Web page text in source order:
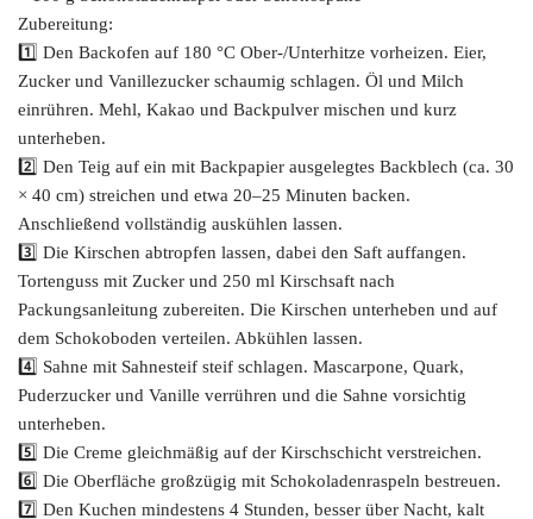
Zubereitung:
1️⃣ Den Backofen auf 180 °C Ober-/Unterhitze vorheizen. Eier,
Zucker und Vanillezucker schaumig schlagen. Öl und Milch
einrühren. Mehl, Kakao und Backpulver mischen und kurz
unterheben.
2️⃣ Den Teig auf ein mit Backpapier ausgelegtes Backblech (ca. 30
× 40 cm) streichen und etwa 20–25 Minuten backen.
Anschließend vollständig auskühlen lassen.
3️⃣ Die Kirschen abtropfen lassen, dabei den Saft auffangen.
Tortenguss mit Zucker und 250 ml Kirschsaft nach
Packungsanleitung zubereiten. Die Kirschen unterheben und auf
dem Schokoboden verteilen. Abkühlen lassen.
4️⃣ Sahne mit Sahnesteif steif schlagen. Mascarpone, Quark,
Puderzucker und Vanille verrühren und die Sahne vorsichtig
unterheben.
5️⃣ Die Creme gleichmäßig auf der Kirschschicht verstreichen.
6️⃣ Die Oberfläche großzügig mit Schokoladenraspeln bestreuen.
7️⃣ Den Kuchen mindestens 4 Stunden, besser über Nacht, kalt